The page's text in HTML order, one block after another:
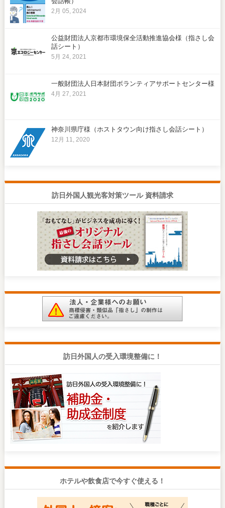
2月 05, 2024
公益財団法人京都市環境保全活動推進協会様（指さし会
話シート）
5月 24, 2021
一般財団法人日本財団ボランティアサポートセンター様
4月 27, 2021
神奈川県庁様（ホストタウン向け指さし会話シート）
12月 11, 2020
訪日外国人観光客対策ツール 資料請求
訪日外国人の受入環境整備に！
ホテルや飲食店で今すぐ使える！